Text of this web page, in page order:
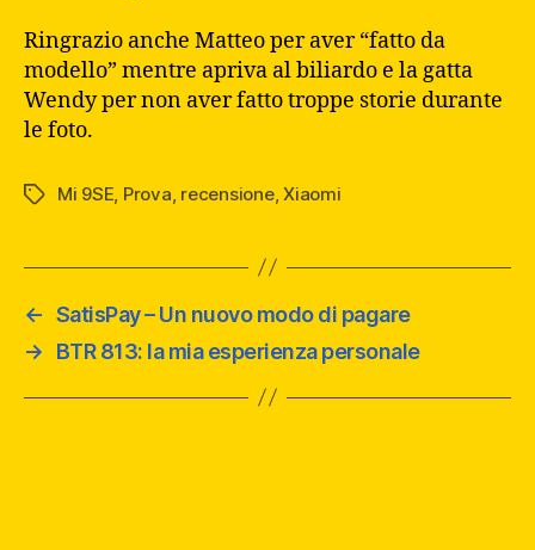
Ringrazio anche Matteo per aver “fatto da
modello” mentre apriva al biliardo e la gatta
Wendy per non aver fatto troppe storie durante
le foto.
Tag Mi 9SE, Prova, recensione,Xiaomi
← SatisPay – Un nuovo modo di pagare
→
BTR 813: la mia esperienza personale